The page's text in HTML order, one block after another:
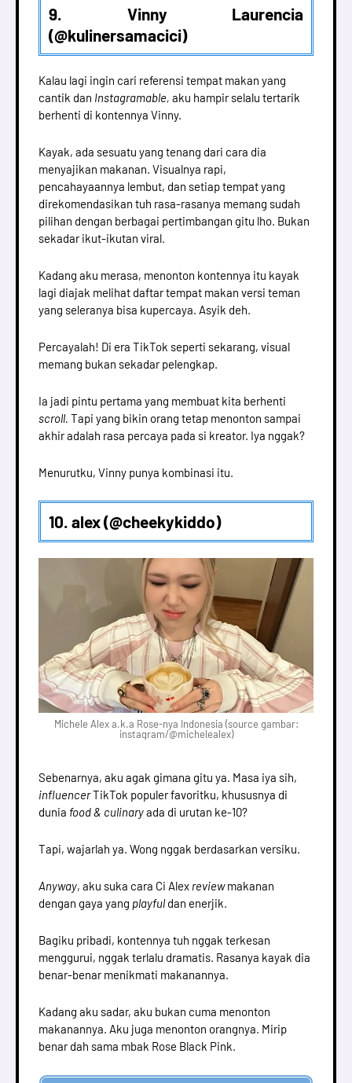
9. Vinny Laurencia
(@kulinersamacici)
Kalau lagi ingin cari referensi tempat makan yang
cantik dan Instagramable, aku hampir selalu tertarik
berhenti di kontennya Vinny.
Kayak, ada sesuatu yang tenang dari cara dia
menyajikan makanan. Visualnya rapi,
pencahayaannya lembut, dan setiap tempat yang
direkomendasikan tuh rasa-rasanya memang sudah
pilihan dengan berbagai pertimbangan gitu lho. Bukan
sekadar ikut-ikutan viral.
Kadang aku merasa, menonton kontennya itu kayak
lagi diajak melihat daftar tempat makan versi teman
yang seleranya bisa kupercaya. Asyik deh.
Percayalah! Di era TikTok seperti sekarang, visual
memang bukan sekadar pelengkap.
Ia jadi pintu pertama yang membuat kita berhenti
scroll. Tapi yang bikin orang tetap menonton sampai
akhir adalah rasa percaya pada si kreator. Iya nggak?
Menurutku, Vinny punya kombinasi itu.
10. alex (@cheekykiddo)
Michele Alex a.k.a Rose-nya Indonesia (source gambar:
instagram/@michelealex)
Sebenarnya, aku agak gimana gitu ya. Masa iya sih,
influencerTikTok populer favoritku, khususnya di
dunia food & culinaryada di urutan ke-10?
Tapi, wajarlah ya. Wong nggak berdasarkan versiku.
Anyway, aku suka cara Ci Alex reviewmakanan
dengan gaya yang playfuldan enerjik.
Bagiku pribadi, kontennya tuh nggak terkesan
menggurui, nggak terlalu dramatis. Rasanya kayak dia
benar-benar menikmati makanannya.
Kadang aku sadar, aku bukan cuma menonton
makanannya. Aku juga menonton orangnya. Mirip
benar dah sama mbak Rose Black Pink.